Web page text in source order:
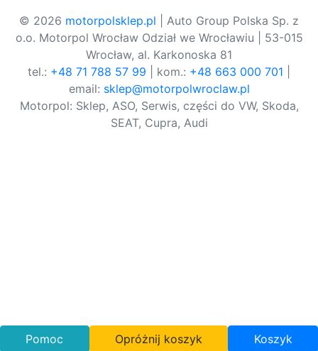
© 2026 motorpolsklep.pl | Auto Group Polska Sp. z
o.o. Motorpol Wrocław Odział we Wrocławiu | 53-015
Wrocław, al. Karkonoska 81
tel.: +48 71 788 57 99 | kom.: +48 663 000 701
email: sklep@motorpolwroclaw.pl
Motorpol: Sklep, ASO, Serwis, części do VW, Skoda,
SEAT, Cupra, Audi
Pomoc Opróżnij koszyk Koszyk